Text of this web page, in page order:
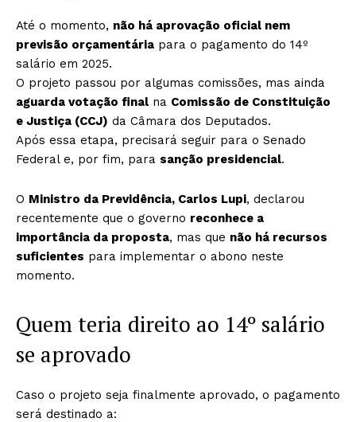
Até o momento, não há aprovação oficial nem
previsão orçamentária para o pagamento do 14º
salário em 2025.
O projeto passou por algumas comissões, mas ainda
aguarda votação final na Comissão de Constituição
e Justiça (CCJ) da Câmara dos Deputados.
Após essa etapa, precisará seguir para o Senado
Federal e, por fim, para sanção presidencial.
O Ministro da Previdência, Carlos Lupi, declarou
recentemente que o governo reconhece a
importância da proposta, mas que não há recursos
suficientes para implementar o abono neste
momento.
Quem teria direito ao 14º salário
se aprovado
Caso o projeto seja finalmente aprovado, o pagamento
será destinado a: